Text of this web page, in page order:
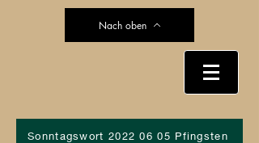
Nach oben
Sonntagswort 2022 06 05 Pfingsten